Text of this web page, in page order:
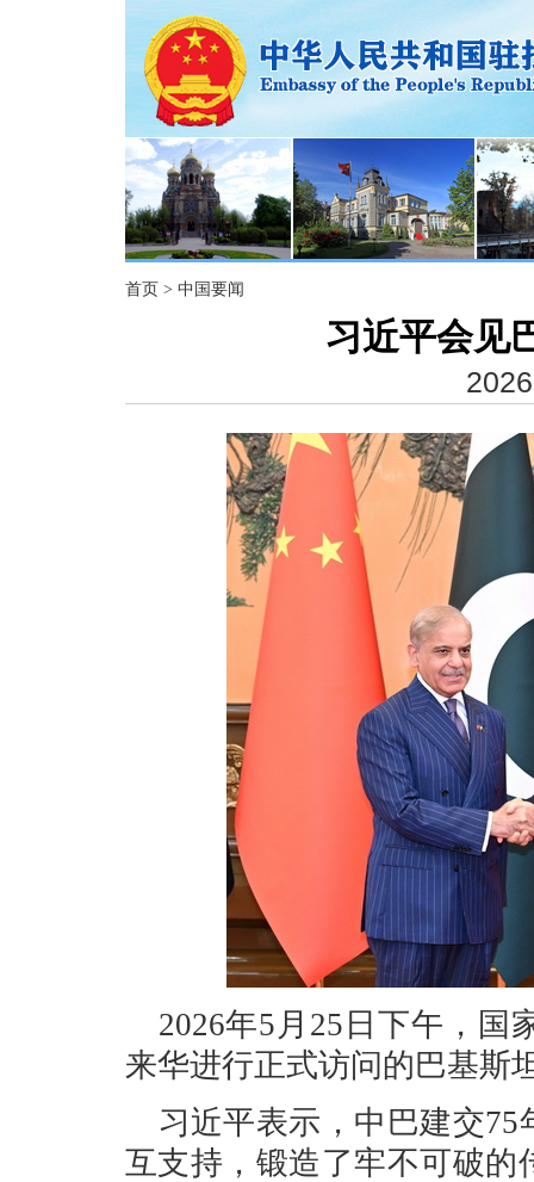
首页 > 中国要闻
习近平会见
2026年5月25日下午，国
来华进行正式访问的巴基斯
习近平表示，中巴建交
互支持，锻造了牢不可破